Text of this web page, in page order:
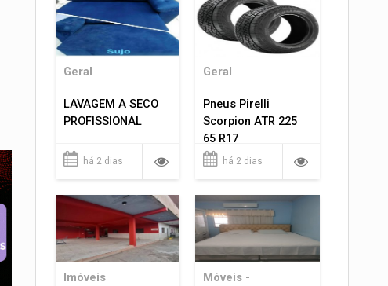
Geral
LAVAGEM A SECO
PROFISSIONAL
há 2 dias
Geral
Pneus Pirelli
Scorpion ATR 225
65 R17
há 2 dias
Imóveis
Móveis -